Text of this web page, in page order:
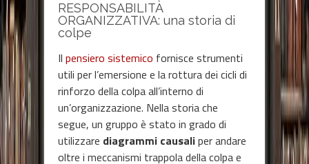
RESPONSABILITÀ
ORGANIZZATIVA: una storia di
colpe
Il pensiero sistemico fornisce strumenti
utili per l’emersione e la rottura dei cicli di
rinforzo della colpa all’interno di
un’organizzazione. Nella storia che
segue, un gruppo è stato in grado di
utilizzare diagrammi causaliper andare
oltre i meccanismi trappola della colpa e